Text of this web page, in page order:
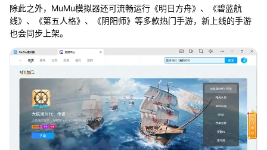
除此之外，MuMu模拟器还可流畅运行《明日方舟》、《碧蓝航
线》、《第五人格》、《阴阳师》等多款热门手游，新上线的手游
也会同步上架。